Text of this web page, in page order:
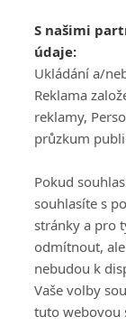
S našimi
údaje:
Ukládání a/
Reklama
reklamy,
průzkum
Pokud
souhlasíte s
stránky a pro
odmítnout,
nebudou k
Vaše volby
tuto webovou
Všeobecné
podmínky
GolfExtra.cz
Podmínky
osobních
GolfExtra
Ceník
Premium
Doporučené